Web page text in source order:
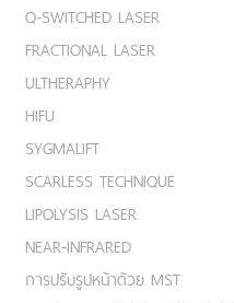
Q-SWITCHED LASER
FRACTIONAL LASER
ULTHERAPHY
HIFU
SYGMALIFT
SCARLESS TECHNIQUE
LIPOLYSIS LASER
NEAR-INFRARED
การปรับรูปหน้าด้วย MST